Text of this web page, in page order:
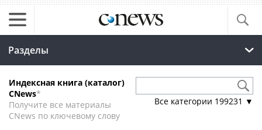
Разделы
Индексная книга (каталог)
CNews*
Получите все материалы
CNews по ключевому слову
Все категории 199231 ▼